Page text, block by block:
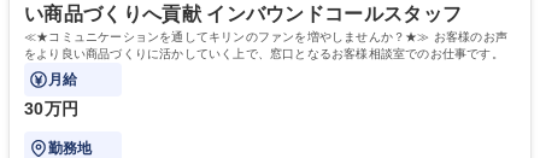
い商品づくりへ貢献 インバウンドコールスタッフ
≪★コミュニケーションを通してキリンのファンを増やしませんか？★≫ お客様のお声
をより良い商品づくりに活かしていく上で、窓口となるお客様相談室でのお仕事です。
月給
30万円
勤務地